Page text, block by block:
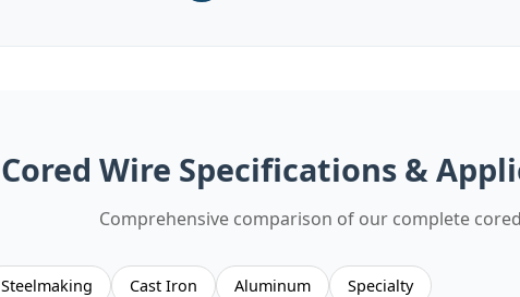
Cored Wire Specifications &
Comprehensive comparison of our complete
Steelmaking Cast Iron Aluminum Specialty